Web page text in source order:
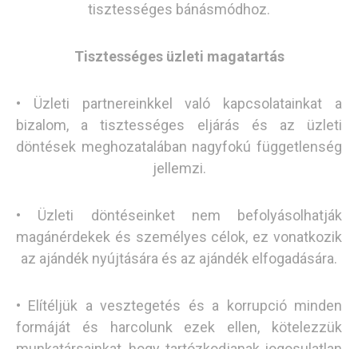
tisztességes bánásmódhoz.
Tisztességes üzleti magatartás
• Üzleti partnereinkkel való kapcsolatainkat a
bizalom, a tisztességes eljárás és az üzleti
döntések meghozatalában nagyfokú függetlenség
jellemzi.
• Üzleti döntéseinket nem befolyásolhatják
magánérdekek és személyes célok, ez vonatkozik
az ajándék nyújtására és az ajándék elfogadására.
• Elítéljük a vesztegetés és a korrupció minden
formáját és harcolunk ezek ellen, kötelezzük